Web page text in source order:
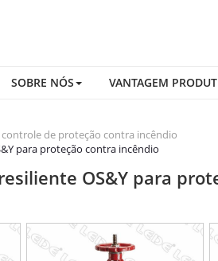
SOBRE NÓS VANTAGEM
controle de proteção contra incêndio
para proteção contra incêndio
OS&Y para